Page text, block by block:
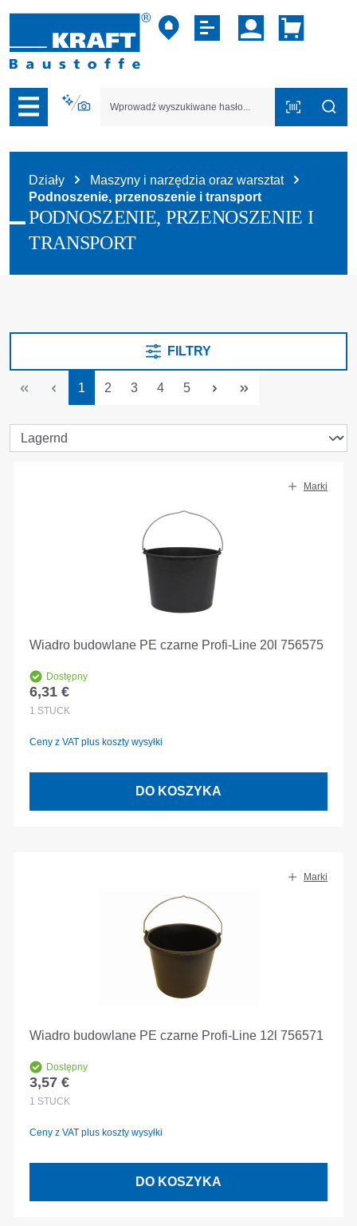
do nawigacji na platformie B2B
Działy
Maszyny i narzędzia oraz warsztat
Podnoszenie, przenoszenie i transport
PODNOSZENIE, PRZENOSZENIE I
TRANSPORT
FILTRY
Strona
1 Strona
2 Strona
3 Strona
4 Strona
5
Marki
Wiadro budowlane PE czarne Profi-Line 20l 756575
Dostępny
Cena regularna:
6,31 €
1 STÜCK
Ceny z VAT plus koszty wysyłki
DO KOSZYKA
Marki
Wiadro budowlane PE czarne Profi-Line 12l 756571
Dostępny
Cena regularna:
3,57 €
1 STÜCK
Ceny z VAT plus koszty wysyłki
DO KOSZYKA